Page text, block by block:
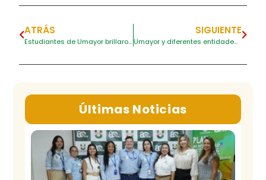
ATRÁS
Estudiantes de Umayor brillaron con su participación en las fiestas del pescador
SIGUIENTE
Umayor y diferentes entidades comprometidas para realizar intervención en el barrio La Candelaria.
Últimas Noticias